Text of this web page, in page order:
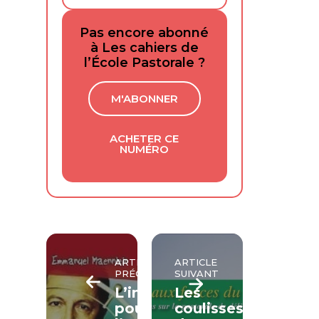
Pas encore abonné
à Les cahiers de
l’École Pastorale ?
M'ABONNER
ACHETER CE
NUMÉRO
ARTICLE
PRÉCÉDENT
L’intérêt
pour
ARTICLE
SUIVANT
Les
coulisses